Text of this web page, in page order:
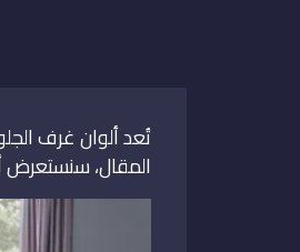
تُعد ألوان غرف
المقال، سنستعرض